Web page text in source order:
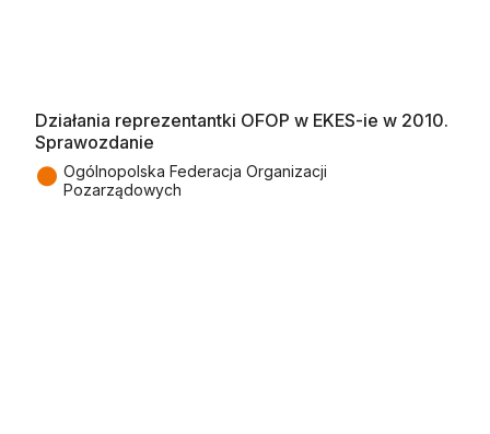
Działania reprezentantki OFOP w EKES-ie w 2010.
Sprawozdanie
● Ogólnopolska Federacja Organizacji
Pozarządowych